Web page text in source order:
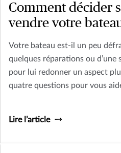
Comment décider
vendre votre
Votre bateau est-il un peu
quelques réparations ou d’une
pour lui redonner un aspect
quatre questions pour vous
Lire l’article